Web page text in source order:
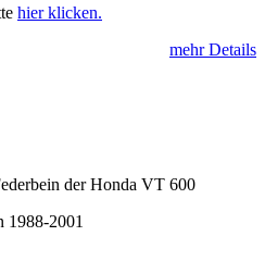
hier klicken.
mehr Details
der Honda VT 600
1988-2001